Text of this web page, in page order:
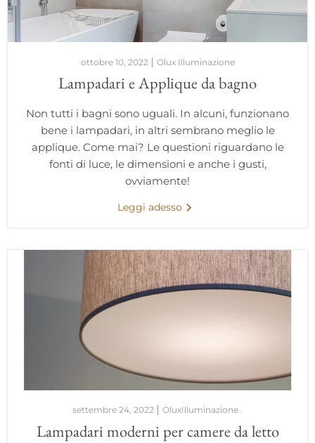
ottobre 10, 2022 Olux Illuminazione
Lampadari e Applique da bagno
Non tutti i bagni sono uguali. In alcuni, funzionano
bene i lampadari, in altri sembrano meglio le
applique. Come mai? Le questioni riguardano le
fonti di luce, le dimensioni e anche i gusti,
ovviamente!
Leggi adesso
settembre 24, 2022 OluxIlluminazione .
Lampadari moderni per camere da letto